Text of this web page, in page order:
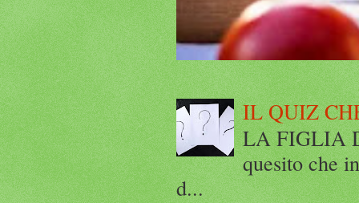
IL QUIZ
LA FIGLIA
quesito che
d...